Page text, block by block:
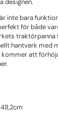
inte bara
för både
hantverk med
kommer att